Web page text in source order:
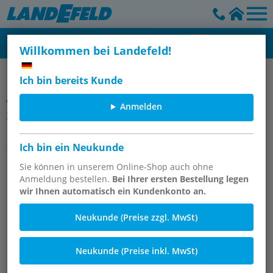
Willkommen bei Landefeld!
Ich bin bereits Kunde
Anmelden
Ich bin ein Neukunde
Sie können in unserem Online-Shop auch ohne
Anmeldung bestellen. Bei Ihrer ersten Bestellung legen
wir Ihnen automatisch ein Kundenkonto an.
Neukunde (Preise zzgl. MwSt)
Neukunde (Preise inkl. MwSt)
Gewindetüllen & Schlauchtüllen
Artikelgruppe
Schlauchtüllen mit drehbarer
Überwurfmutter, Abmessungen
nach DIN EN 14423 / DIN 2826